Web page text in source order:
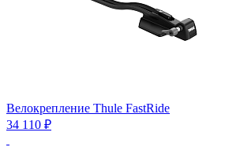
Велокрепление Thule FastRide
34 110 ₽